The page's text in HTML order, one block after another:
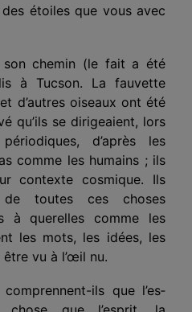
étoiles que vous avec
chemin (le fait a été
à Tucson. La fauvette
d’autres oiseaux ont été
qu’ils se dirigeaient, lors
périodiques, d’après les
comme les humains ; ils
contexte cosmique. Ils
de toutes ces choses
à querelles comme les
les mots, les idées, les
vu à l’œil nu.
comprennent-ils que l’es­